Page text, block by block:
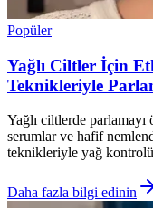
Popüler
Yağlı Ciltler İçin
Teknikleriyle
Yağlı ciltlerde
serumlar ve hafif
teknikleriyle yağ
Daha fazla bilgi edinin